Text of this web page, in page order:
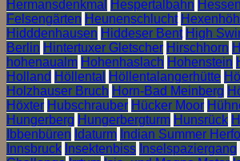
Hermansdenkmal
Hespertalbahn Hessen
Felsengärten Heunenschlucht
Hidddenhausen Hiddeser Bent High
Berlin Hintertuxer Gletscher Hirschhorn
hohenaualm Hohenhaslach Hohenstein
Holland Höllental Höllentalangerhütte
Holzhauser Bruch Horn-Bad Meinberg
Höxter Hubschrauber Hücker Moor
Hungerberg Hungerbergturm Hunsrück
Ibbenbüren Idaturm Indian Summer
Innsbruck Insektenbiss Inselspaziergang